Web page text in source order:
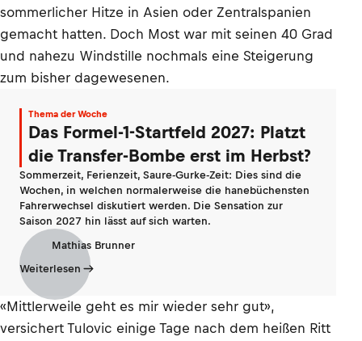
sommerlicher Hitze in Asien oder Zentralspanien
gemacht hatten. Doch Most war mit seinen 40 Grad
und nahezu Windstille nochmals eine Steigerung
zum bisher dagewesenen.
Thema der Woche
Das Formel-1-Startfeld 2027: Platzt
die Transfer-Bombe erst im Herbst?
Sommerzeit, Ferienzeit, Saure-Gurke-Zeit: Dies sind die
Wochen, in welchen normalerweise die hanebüchensten
Fahrerwechsel diskutiert werden. Die Sensation zur
Saison 2027 hin lässt auf sich warten.
Mathias Brunner
Weiterlesen
«Mittlerweile geht es mir wieder sehr gut»,
versichert Tulovic einige Tage nach dem heißen Ritt